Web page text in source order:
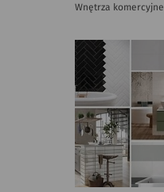
Wnętrza komercyjne